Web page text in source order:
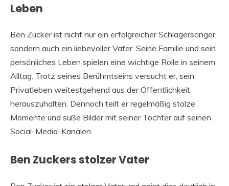
Leben
Ben Zucker ist nicht nur ein erfolgreicher Schlagersänger,
sondern auch ein liebevoller Vater. Seine Familie und sein
persönliches Leben spielen eine wichtige Rolle in seinem
Alltag. Trotz seines Berühmtseins versucht er, sein
Privatleben weitestgehend aus der Öffentlichkeit
herauszuhalten. Dennoch teilt er regelmäßig stolze
Momente und süße Bilder mit seiner Tochter auf seinen
Social-Media-Kanälen.
Ben Zuckers stolzer Vater